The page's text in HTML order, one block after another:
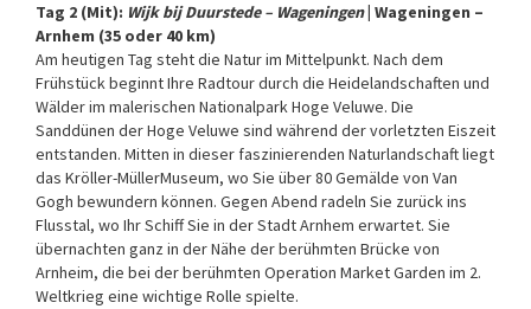
Tag 2 (Mit): Wijk bij Duurstede – Wageningen| Wageningen –
Arnhem (35 oder 40 km)
Am heutigen Tag steht die Natur im Mittelpunkt. Nach dem
Frühstück beginnt Ihre Radtour durch die Heidelandschaften und
Wälder im malerischen Nationalpark Hoge Veluwe. Die
Sanddünen der Hoge Veluwe sind während der vorletzten Eiszeit
entstanden. Mitten in dieser faszinierenden Naturlandschaft liegt
das Kröller-MüllerMuseum, wo Sie über 80 Gemälde von Van
Gogh bewundern können. Gegen Abend radeln Sie zurück ins
Flusstal, wo Ihr Schiff Sie in der Stadt Arnhem erwartet. Sie
übernachten ganz in der Nähe der berühmten Brücke von
Arnheim, die bei der berühmten Operation Market Garden im 2.
Weltkrieg eine wichtige Rolle spielte.